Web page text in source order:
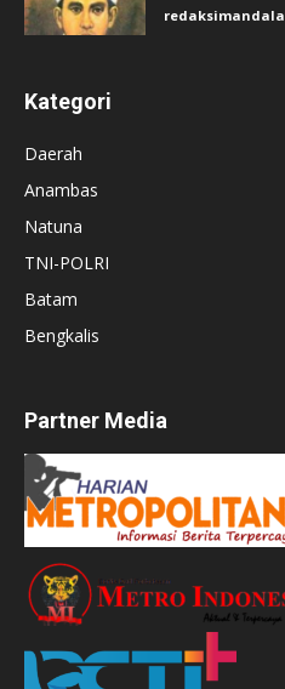
redaksimandala
Kategori
Daerah
Anambas
Natuna
TNI-POLRI
Batam
Bengkalis
Partner Media